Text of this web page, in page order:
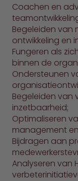
Coachen en
Begeleiden van
ontwikkeling en
Fungeren als
binnen de
Ondersteunen
Begeleiden van
inzetbaarheid;
Optimaliseren
management
Bijdragen aan
Analyseren van